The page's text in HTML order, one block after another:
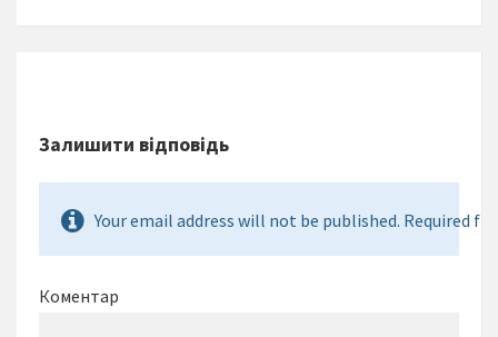
Залишити відповідь
Your email address will not be published. Required
Коментар